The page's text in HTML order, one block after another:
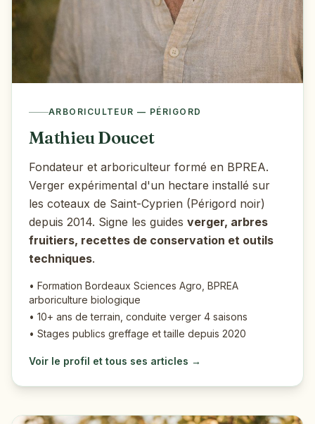
ARBORICULTEUR — PÉRIGORD
Mathieu Doucet
Fondateur et arboriculteur formé en BPREA.
Verger expérimental d'un hectare installé sur
les coteaux de Saint-Cyprien (Périgord noir)
depuis 2014. Signe les guides verger, arbres
fruitiers, recettes de conservation et outils
techniques.
• Formation Bordeaux Sciences Agro, BPREA
arboriculture biologique
• 10+ ans de terrain, conduite verger 4 saisons
• Stages publics greffage et taille depuis 2020
Voir le profil et tous ses articles →